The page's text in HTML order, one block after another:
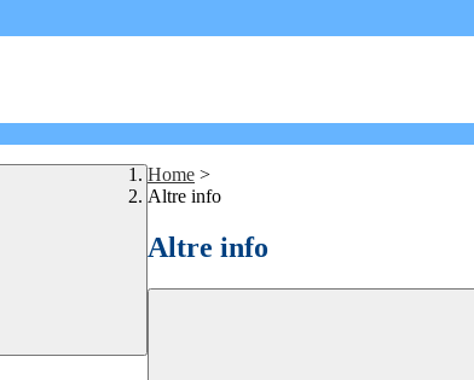
Home >
Altre info
Altre info